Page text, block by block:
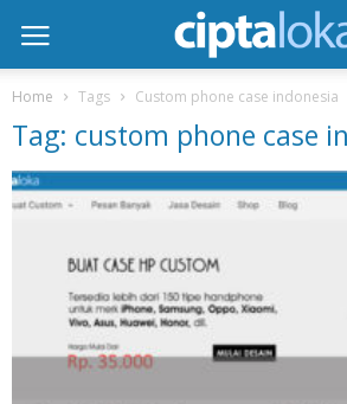
Home Tags Custom phone case indonesia
Tag: custom phone case